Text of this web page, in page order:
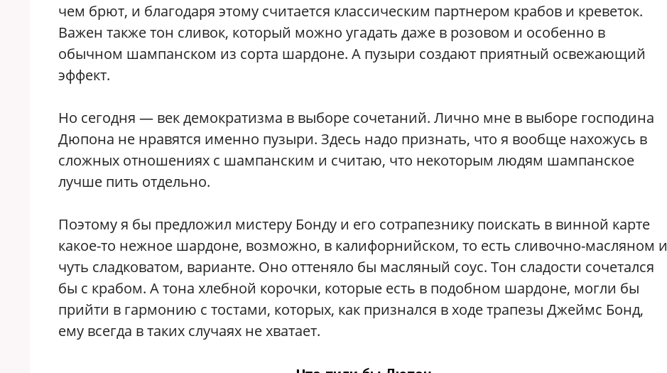
чем брют, и благодаря этому считается классическим партнером крабов и креветок.
Важен также тон сливок, который можно угадать даже в розовом и особенно в
обычном шампанском из сорта шардоне. А пузыри создают приятный освежающий
эффект.
Но сегодня — век демократизма в выборе сочетаний. Лично мне в выборе господина
Дюпона не нравятся именно пузыри. Здесь надо признать, что я вообще нахожусь в
сложных отношениях с шампанским и считаю, что некоторым людям шампанское
лучше пить отдельно.
Поэтому я бы предложил мистеру Бонду и его сотрапезнику поискать в винной карте
какое-то нежное шардоне, возможно, в калифорнийском, то есть сливочно-масляном и
чуть сладковатом, варианте. Оно оттеняло бы масляный соус. Тон сладости сочетался
бы с крабом. А тона хлебной корочки, которые есть в подобном шардоне, могли бы
прийти в гармонию с тостами, которых, как признался в ходе трапезы Джеймс Бонд,
ему всегда в таких случаях не хватает.